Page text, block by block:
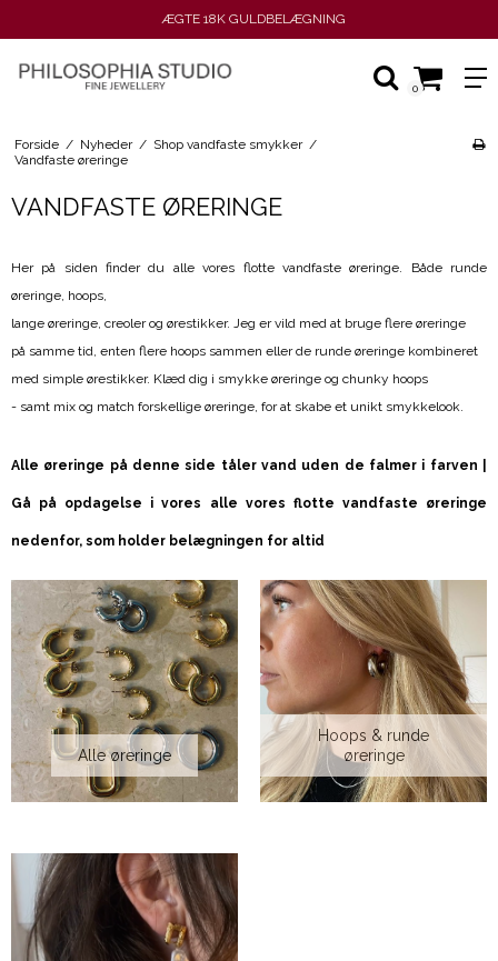
ÆGTE 18K GULDBELÆGNING
0
Forside / Nyheder / Shop vandfaste smykker /
Vandfaste øreringe
VANDFASTE ØRERINGE
Her på siden finder du alle vores flotte vandfaste øreringe. Både runde
øreringe, hoops,
lange øreringe, creoler og ørestikker. Jeg er vild med at bruge flere øreringe
på samme tid, enten flere hoops sammen eller de runde øreringe kombineret
med simple ørestikker. Klæd dig i smykke øreringe og chunky hoops
- samt mix og match forskellige øreringe, for at skabe et unikt smykkelook.
Alle øreringe på denne side tåler vand uden de falmer i farven |
Gå på opdagelse i vores alle vores flotte vandfaste øreringe
nedenfor, som holder belægningen for altid
Alle øreringe
Hoops & runde
øreringe